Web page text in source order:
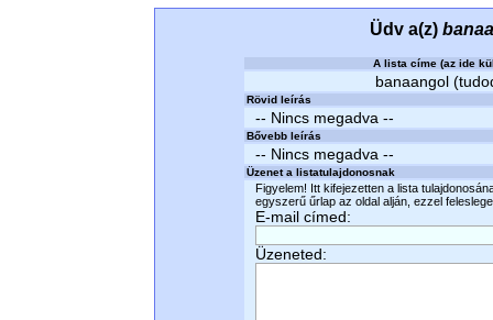
Üdv a(z)
A lista címe (az ide
banaangol
Rövid leírás
-- Nincs megadva --
Bővebb leírás
-- Nincs megadva --
Üzenet a listatulajdonosnak
Figyelem! Itt kifejezetten a lista
egyszerű űrlap az oldal alján, ezzel
E-mail címed:
Üzeneted: